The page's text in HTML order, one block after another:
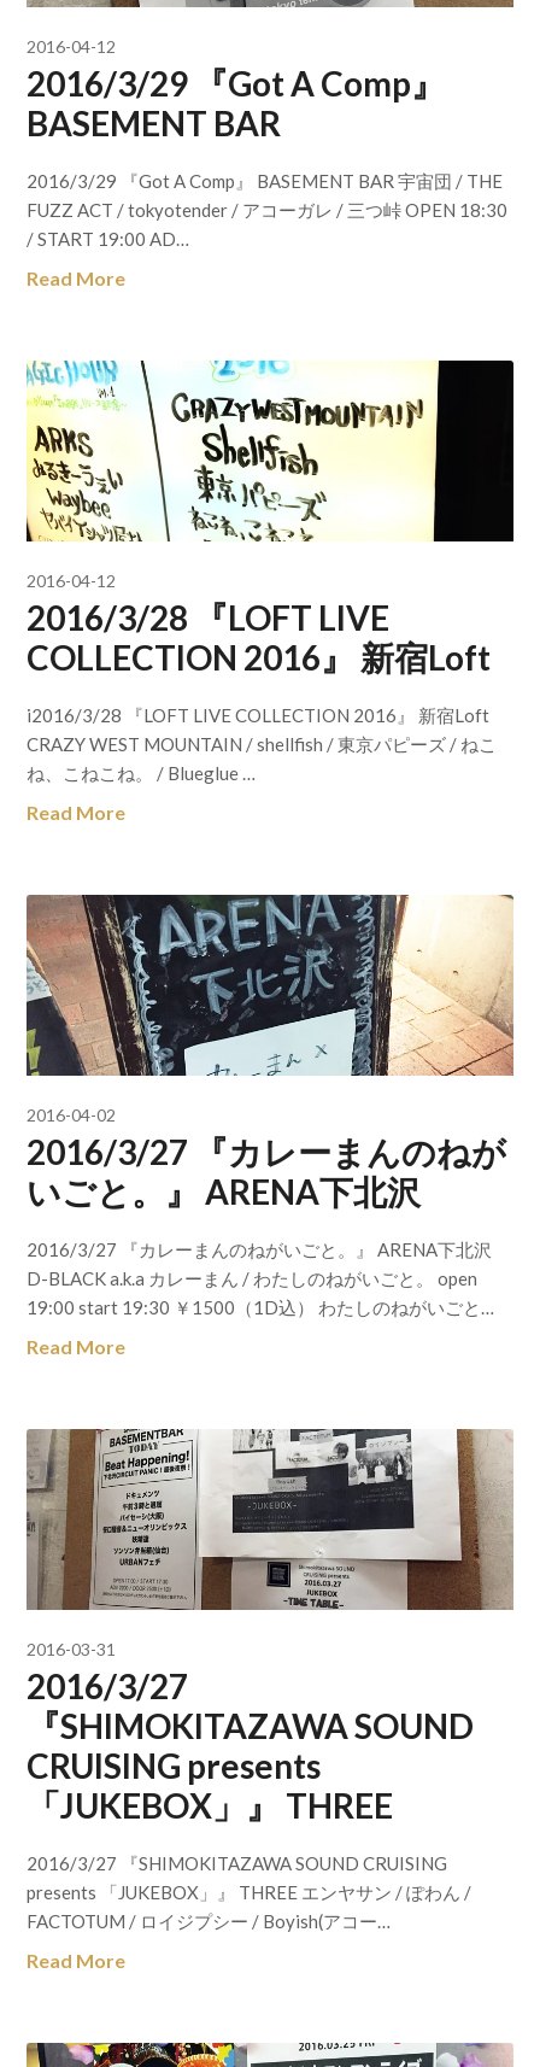
2016-04-12
2016/3/29 『Got A Comp』
BASEMENT BAR
2016/3/29 『Got A Comp』 BASEMENT BAR 宇宙団 / THE
FUZZ ACT / tokyotender / アコーガレ / 三つ峠 OPEN 18:30
/ START 19:00 AD…
Read More
2016-04-12
2016/3/28 『LOFT LIVE
COLLECTION 2016』 新宿Loft
i2016/3/28 『LOFT LIVE COLLECTION 2016』 新宿Loft
CRAZY WEST MOUNTAIN / shellfish / 東京パピーズ / ねこ
ね、こねこね。 / Blueglue …
Read More
2016-04-02
2016/3/27 『カレーまんのねが
いごと。』 ARENA下北沢
2016/3/27 『カレーまんのねがいごと。』 ARENA下北沢
D-BLACK a.k.a カレーまん / わたしのねがいごと。 open
19:00 start 19:30 ￥1500（1D込） わたしのねがいごと…
Read More
2016-03-31
2016/3/27
『SHIMOKITAZAWA SOUND
CRUISING presents
「JUKEBOX」』 THREE
2016/3/27 『SHIMOKITAZAWA SOUND CRUISING
presents 「JUKEBOX」』 THREE エンヤサン / ぽわん /
FACTOTUM / ロイジプシー / Boyish(アコー…
Read More